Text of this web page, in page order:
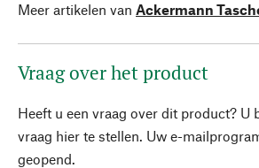
Meer artikelen van Ackermann
Vraag over het product
Heeft u een vraag over dit product? U
vraag hier te stellen. Uw e-
geopend.